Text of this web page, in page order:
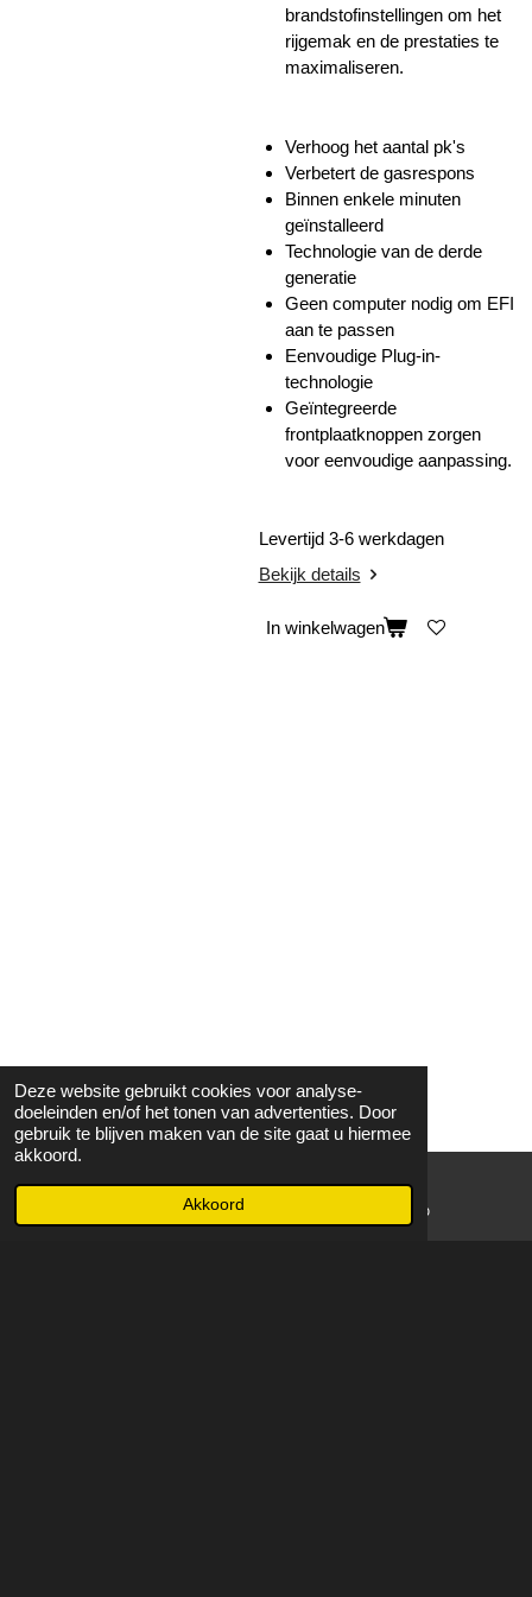
Deze website gebruikt cookies voor analyse-
doeleinden en/of het tonen van advertenties. Door
gebruik te blijven maken van de site gaat u hiermee
akkoord.
Akkoord
brandstofinstellingen om het
rijgemak en de prestaties te
maximaliseren.
Verhoog het aantal pk's
Verbetert de gasrespons
Binnen enkele minuten
geïnstalleerd
Technologie van de derde
generatie
Geen computer nodig om EFI
aan te passen
Eenvoudige Plug-in-
technologie
Geïntegreerde
frontplaatknoppen zorgen
voor eenvoudige aanpassing.
Levertijd 3-6 werkdagen
Bekijk details
In winkelwagen
WhatsApp